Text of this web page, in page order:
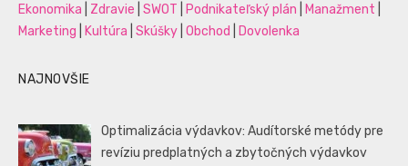
Ekonomika
Zdravie SWOT Podnikateľský plán Manažment
Marketing
Kultúra Skúšky Obchod Dovolenka
NAJNOVŠIE
Optimalizácia výdavkov: Audítorské metódy pre
revíziu predplatných a zbytočných výdavkov